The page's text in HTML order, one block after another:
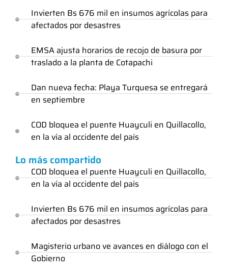
Invierten Bs 676 mil en insumos agrícolas para
afectados por desastres
EMSA ajusta horarios de recojo de basura por
traslado a la planta de Cotapachi
Dan nueva fecha: Playa Turquesa se entregará
en septiembre
COD bloquea el puente Huayculi en Quillacollo,
en la vía al occidente del país
Lo más compartido
COD bloquea el puente Huayculi en Quillacollo,
en la vía al occidente del país
Invierten Bs 676 mil en insumos agrícolas para
afectados por desastres
Magisterio urbano ve avances en diálogo con el
Gobierno